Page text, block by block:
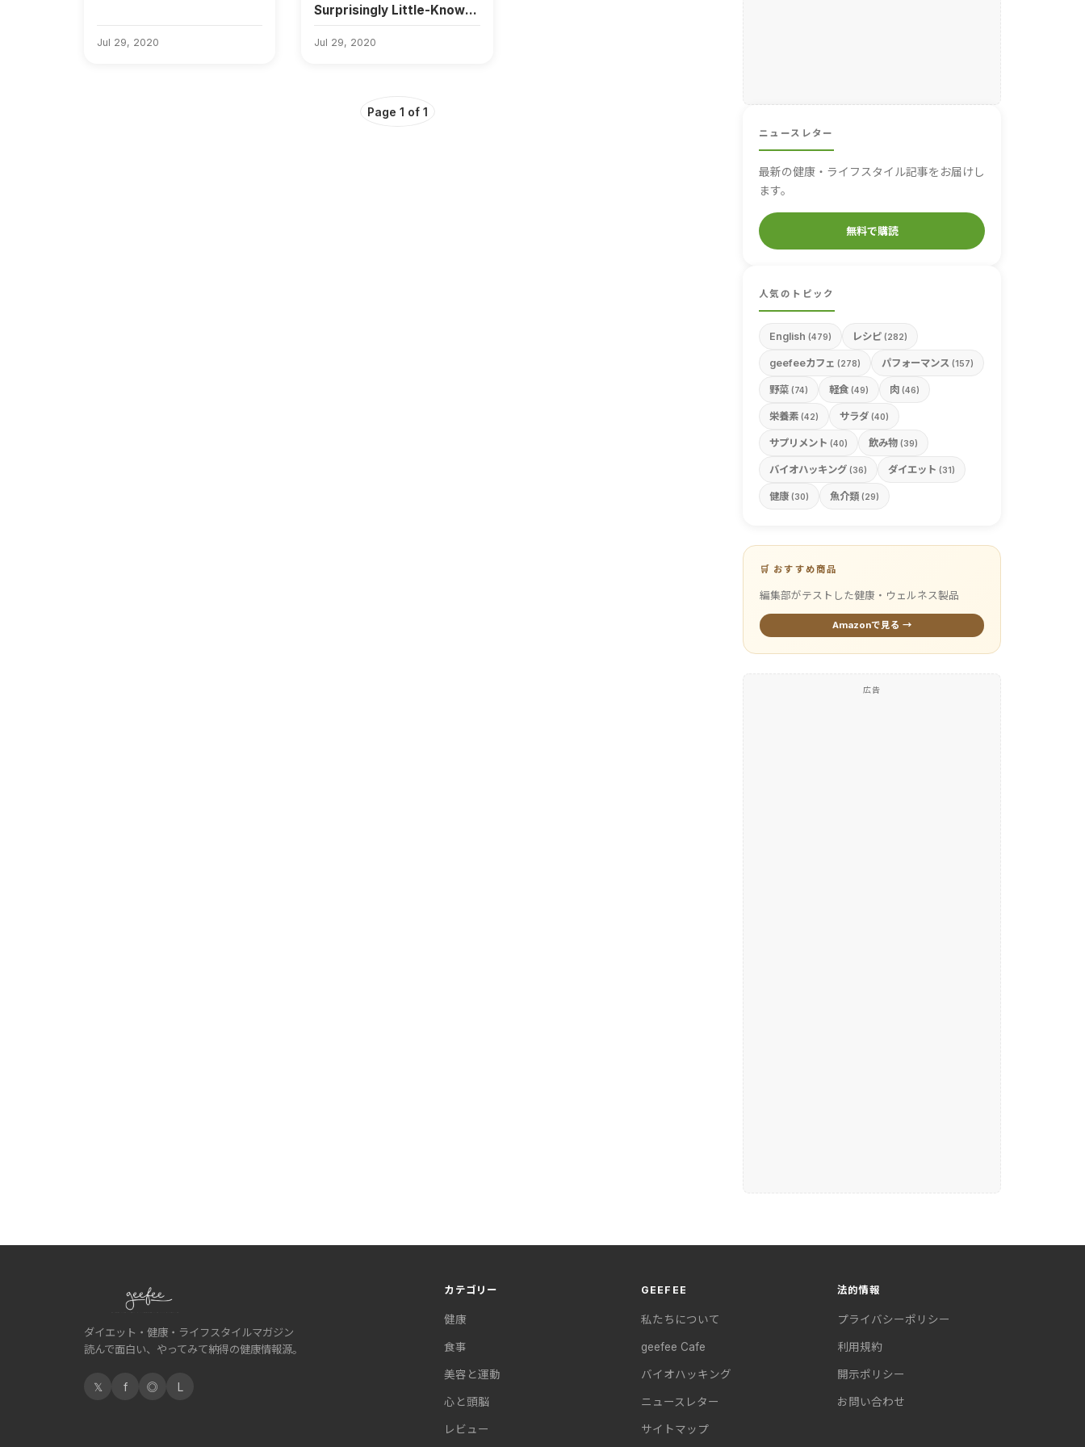
Jul 29, 2020
Surprisingly Little-Known
Sake!
Jul 29, 2020
Page 1 of 1
ニュースレター
最新の健康・ライフスタイル記事をお届けし
ます。
無料で購読
人気のトピック
English (479) レシピ (282)
geefeeカフェ (278) パフォーマンス (157)
野菜 (74) 軽食 (49) 肉 (46)
栄養素 (42) サラダ (40)
サプリメント (40) 飲み物 (39)
バイオハッキング (36) ダイエット (31)
健康 (30) 魚介類 (29)
🛒 おすすめ商品
編集部がテストした健康・ウェルネス製品
Amazonで見る →
広告
ダイエット・健康・ライフスタイルマガジン
読んで面白い、やってみて納得の健康情報源。
𝕏 f ◎ L
カテゴリー
健康
食事
美容と運動
心と頭脳
レビュー
GEEFEE
私たちについて
geefee Cafe
バイオハッキング
ニュースレター
サイトマップ
法的情報
プライバシーポリシー
利用規約
開示ポリシー
お問い合わせ